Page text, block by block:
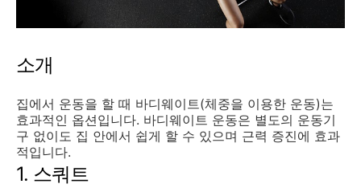
소개
집에서 운동을 할 때 바디웨이트(체중을 이용한 운동)는
효과적인 옵션입니다. 바디웨이트 운동은 별도의 운동기
구 없이도 집 안에서 쉽게 할 수 있으며 근력 증진에 효과
적입니다.
1. 스쿼트